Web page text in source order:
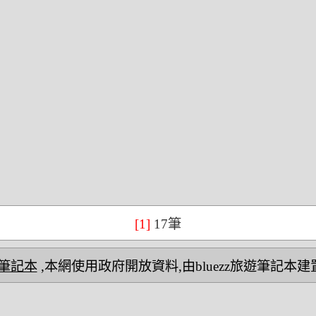
[1] 17筆
記本,本網使用政府開放資料,由bluezz旅遊筆記本建